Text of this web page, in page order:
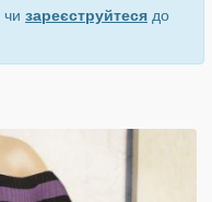
чи зареєструйтеся до